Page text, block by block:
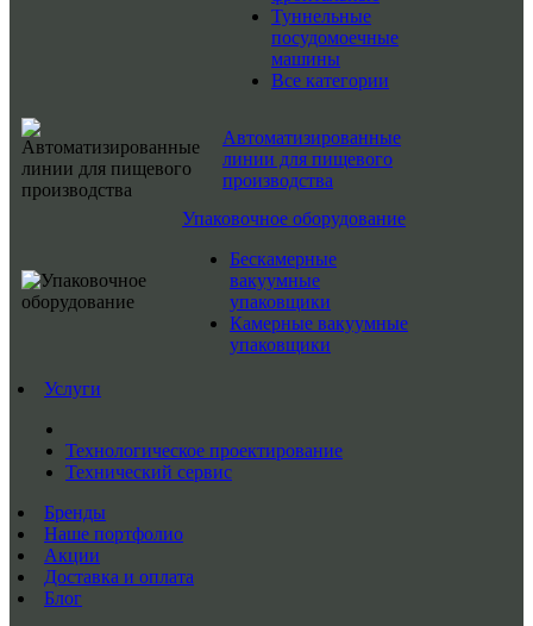
Туннельные
посудомоечные
машины
Все категории
Автоматизированные
линии для пищевого
производства
Упаковочное оборудование
Бескамерные
вакуумные
упаковщики
Камерные вакуумные
упаковщики
Услуги
Технологическое проектирование
Технический сервис
Бренды
Наше портфолио
Акции
Доставка и оплата
Блог